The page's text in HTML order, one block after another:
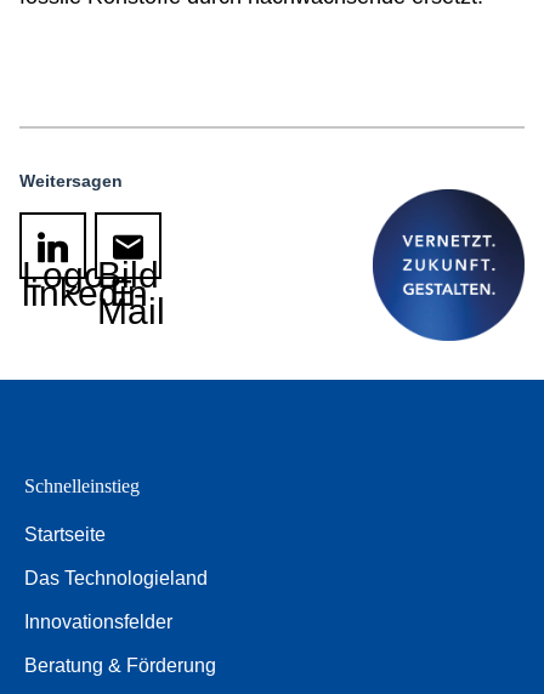
Weitersagen
Logo
linkedin
Bild
E-
Mail
Schnelleinstieg
Startseite
Das Technologieland
Innovationsfelder
Beratung & Förderung